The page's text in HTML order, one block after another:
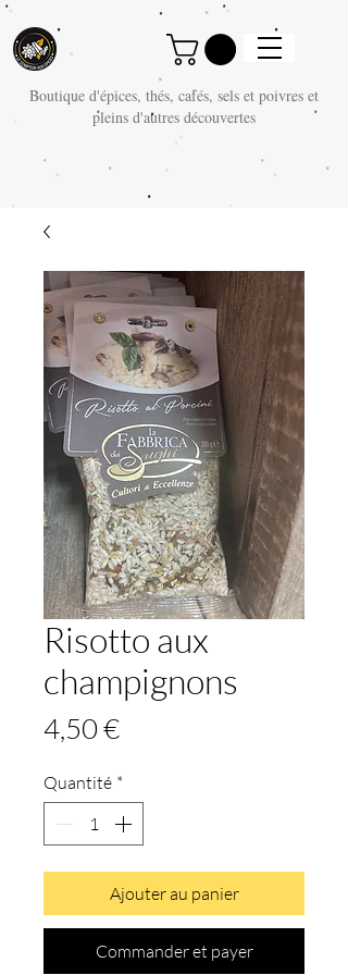
Boutique d'épices, thés, cafés, sels et poivres et
pleins d'autres découvertes
Risotto aux
champignons
4,50 €Prix
Quantité *
Ajouter au panier
Commander et payer